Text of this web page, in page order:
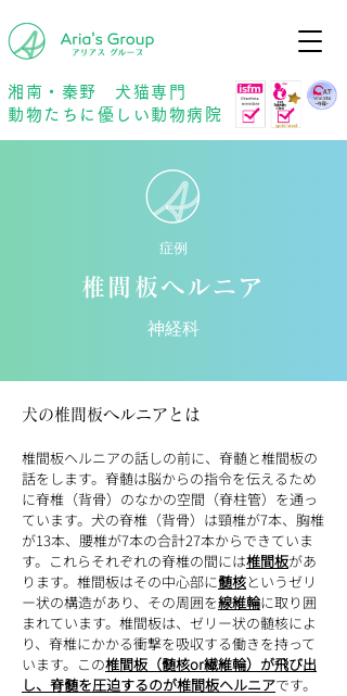
湘南・秦野 犬猫専門
動物たちに優しい動物病院
症例
椎間板ヘルニア
神経科
犬の椎間板ヘルニアとは
椎間板ヘルニアの話しの前に、脊髄と椎間板の
話をします。脊髄は脳からの指令を伝えるため
に脊椎（背骨）のなかの空間（脊柱管）を通っ
ています。犬の脊椎（背骨）は頸椎が7本、胸椎
が13本、腰椎が7本の合計27本からできていま
す。これらそれぞれの脊椎の間には椎間板があ
ります。椎間板はその中心部に髄核というゼリ
ー状の構造があり、その周囲を線維輪に取り囲
まれています。椎間板は、ゼリー状の髄核によ
り、脊椎にかかる衝撃を吸収する働きを持って
います。この椎間板（髄核or繊維輪）が飛び出
し、脊髄を圧迫するのが椎間板ヘルニアです。